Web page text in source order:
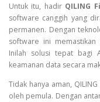
Untuk itu, hadir QILING
software canggih yang
permanen. Dengan
software ini
Inilah solusi tepat bagi
keamanan data secara
Tidak hanya aman,
oleh pemula. Dengan